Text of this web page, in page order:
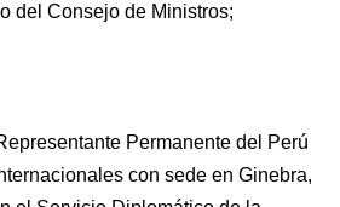
del Consejo de Ministros;
Permanente del Perú
con sede en Ginebra,